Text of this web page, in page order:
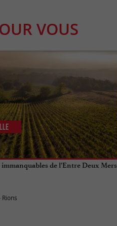
VOUS
immanquables de l’Entre Deux Mers
Rions